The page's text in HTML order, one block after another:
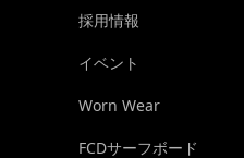
採用情報
イベント
Worn Wear
FCDサーフボード